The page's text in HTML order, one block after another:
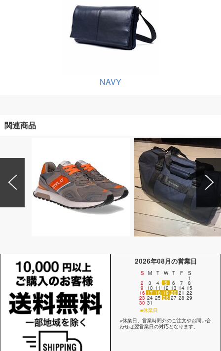
NAVY
関連商品
2026年08月の営業日
S M T W T F S
1
2 3 4 5 6 7 8
9 10 11 12 13 14 15
16 17 18 19 20 21 22
23 24 25 26 27 28 29
30 31
■休業日
※休業日、営業時間外のご注文やお問い合
わせは翌営業日の対応となります。